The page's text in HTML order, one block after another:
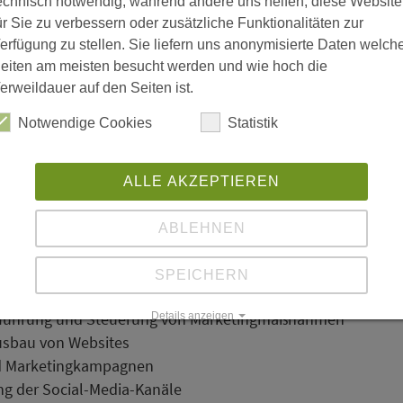
zu sein?
Marketing
und Steuerung von Marketingmaßnahmen
von Websites
der Social-Media-Kanäle
Sie zu verbessern oder zusätzliche Funktionalitäten zur
zu stellen. Sie liefern uns anonymisierte Daten
am meisten besucht werden und wie hoch die
auf den Seiten ist.
Notwendige Cookies Statistik
ALLE AKZEPTIEREN
ABLEHNEN
SPEICHERN
Details anzeigen